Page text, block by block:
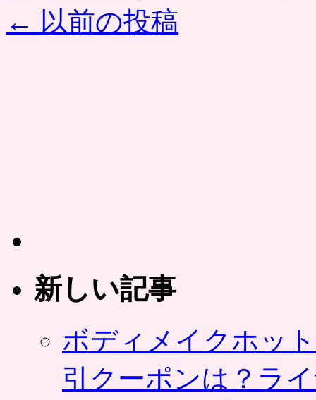
ン
by
← 以前の投稿
新しい記事
ボディメイクホッ
引クーポンは？ラ